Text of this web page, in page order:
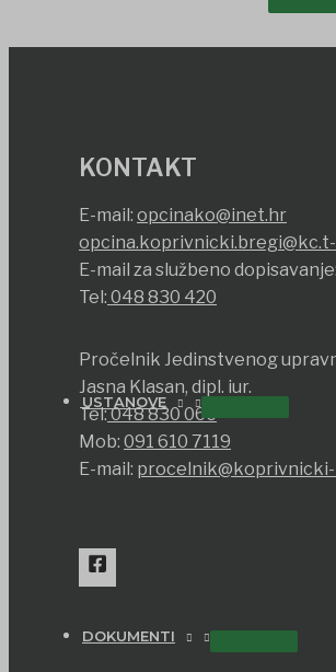
USTANOVE
DOKUMENTI
KONTAKT
E-mail: opcinako@inet.hr
E-mail za službeno dopisavanje:
Tel: 048 830 420
Pročelnik Jedinstvenog
Jasna Klasan, dipl. iur.
Tel:048 830 066
Mob: 091 610 7119
E-mail: